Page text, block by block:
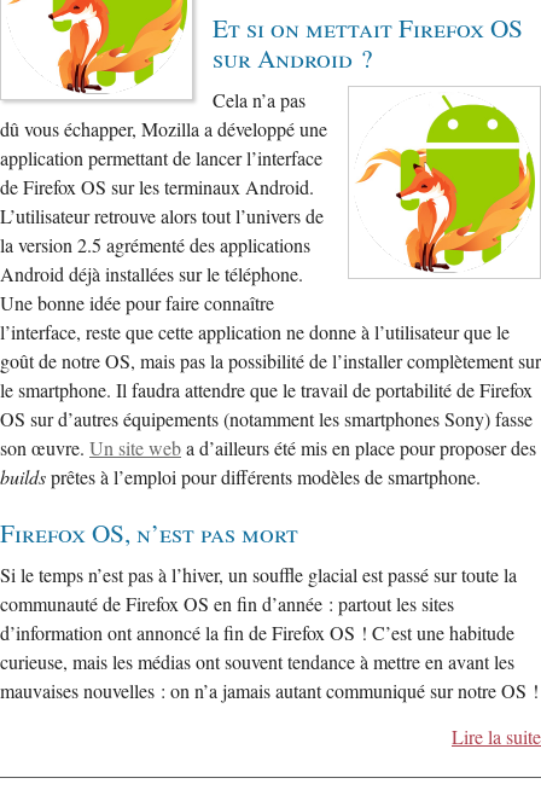
Et si on mettait Firefox OS
sur Android ?
Cela n’a pas
dû vous échapper, Mozilla a développé une
application permettant de lancer l’interface
de Firefox OS sur les terminaux Android.
L’utilisateur retrouve alors tout l’univers de
la version 2.5 agrémenté des applications
Android déjà installées sur le téléphone.
Une bonne idée pour faire connaître
l’interface, reste que cette application ne donne à l’utilisateur que le
goût de notre OS, mais pas la possibilité de l’installer complètement sur
le smartphone. Il faudra attendre que le travail de portabilité de Firefox
OS sur d’autres équipements (notamment les smartphones Sony) fasse
son œuvre. Un site weba d’ailleurs été mis en place pour proposer des
buildsprêtes à l’emploi pour différents modèles de smartphone.
Firefox OS, n’est pas mort
Si le temps n’est pas à l’hiver, un souffle glacial est passé sur toute la
communauté de Firefox OS en fin d’année : partout les sites
d’information ont annoncé la fin de Firefox OS ! C’est une habitude
curieuse, mais les médias ont souvent tendance à mettre en avant les
mauvaises nouvelles : on n’a jamais autant communiqué sur notre OS !
Lire la suite